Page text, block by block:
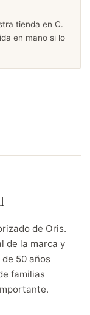
tienda en C.
en mano si lo
de Oris.
de la marca y
50 años
familias